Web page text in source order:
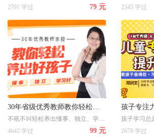
2791 学过
79 元
2345 学过
30年省级优秀教师教你轻松养出懂事、独立、学习好的好孩子
不吼不叫轻松养出懂事、独立、学习好的好孩子
4642 学过
99 元
2678 学过